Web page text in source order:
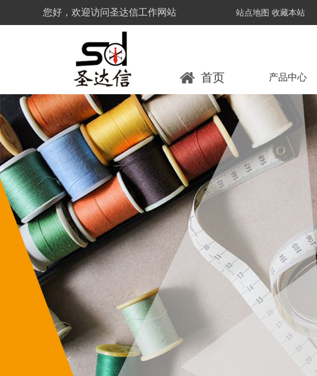
您好，欢迎访问圣达信工作网站 站点地图 收藏本站
首页 产品中心